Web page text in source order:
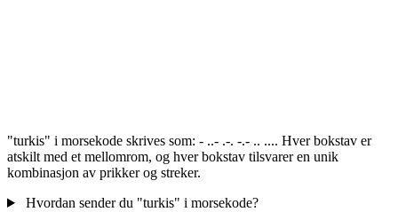
"turkis" i morsekode skrives som: - ..- .-. -.- .. .... Hver bokstav er
atskilt med et mellomrom, og hver bokstav tilsvarer en unik
kombinasjon av prikker og streker.
Hvordan sender du "turkis" i morsekode?